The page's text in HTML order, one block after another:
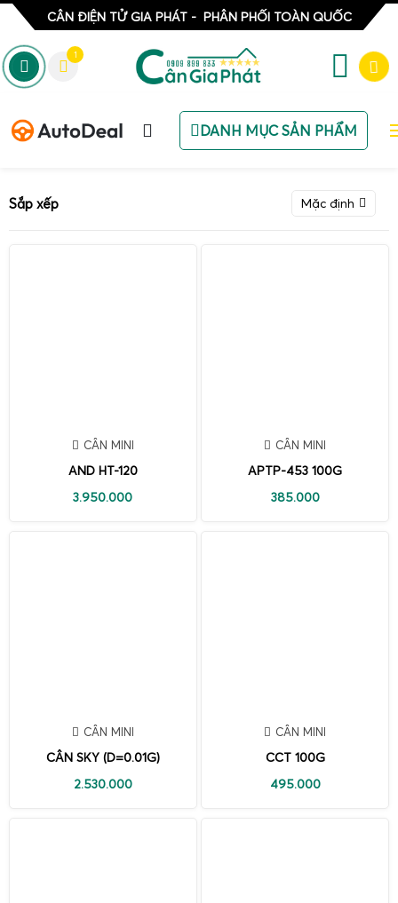
CÂN ĐIỆN TỬ GIA PHÁT - PHÂN PHỐI TOÀN QUỐC
1
DANH MỤC SẢN PHẨM
Sắp xếp Mặc định
CÂN MINI
AND HT-120
3.950.000
CÂN MINI
APTP-453 100G
385.000
CÂN MINI
CÂN SKY (D=0.01G)
2.530.000
CÂN MINI
CCT 100G
495.000